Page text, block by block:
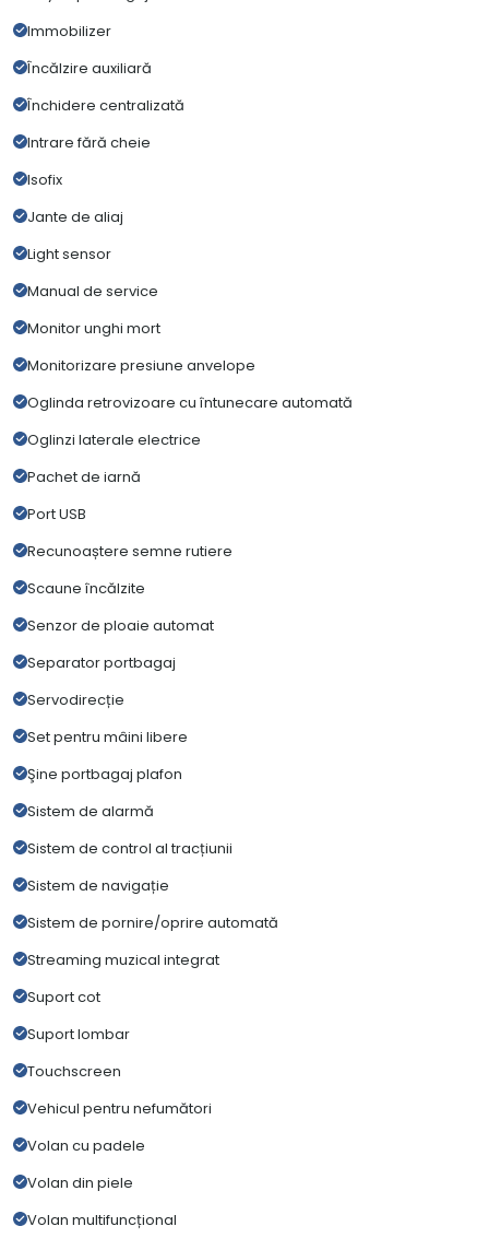
Immobilizer
Încălzire auxiliară
Închidere centralizată
Intrare fără cheie
Isofix
Jante de aliaj
Light sensor
Manual de service
Monitor unghi mort
Monitorizare presiune anvelope
Oglinda retrovizoare cu întunecare automată
Oglinzi laterale electrice
Pachet de iarnă
Port USB
Recunoaștere semne rutiere
Scaune încălzite
Senzor de ploaie automat
Separator portbagaj
Servodirecție
Set pentru mâini libere
Şine portbagaj plafon
Sistem de alarmă
Sistem de control al tracțiunii
Sistem de navigație
Sistem de pornire/oprire automată
Streaming muzical integrat
Suport cot
Suport lombar
Touchscreen
Vehicul pentru nefumători
Volan cu padele
Volan din piele
Volan multifuncțional